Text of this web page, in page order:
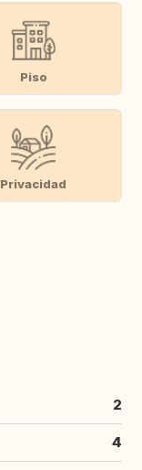
Piso
Privacidad
2
4